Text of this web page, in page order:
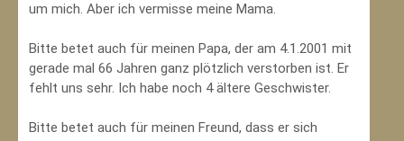
um mich. Aber ich vermisse meine Mama.
Bitte betet auch für meinen Papa, der am 4.1.2001 mit
gerade mal 66 Jahren ganz plötzlich verstorben ist. Er
fehlt uns sehr. Ich habe noch 4 ältere Geschwister.
Bitte betet auch für meinen Freund, dass er sich